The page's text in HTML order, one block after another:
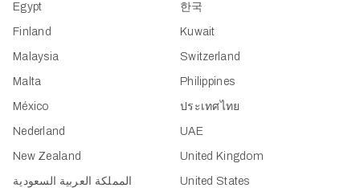
Egypt
Finland
한국
Kuwait
Malaysia
Malta
México
Nederland
New Zealand
المملكة العربية السعودية
Switzerland
Philippines
ประเทศไทย
UAE
United Kingdom
United States